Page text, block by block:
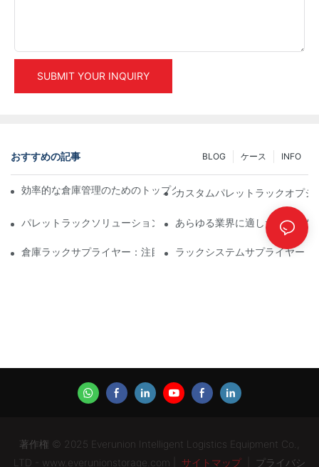
SUBMIT YOUR INQUIRY
おすすめの記事 INFO
ケース
BLOG
効率的な倉庫管理のためのトップクラスの産業用ラックソリュー
カスタムパレットラックオプ
パレットラックソリューションの未来：トレンドとイノベーショ
あらゆる業界に適した効果的
倉庫ラックサプライヤー：注目すべき点ラックシステムサプライヤー
著作権 © 2025 Everunion Intelligent Logistics Equipment Co.,
LTD - www.everunionstorage.com |
サイトマップ プライバシ